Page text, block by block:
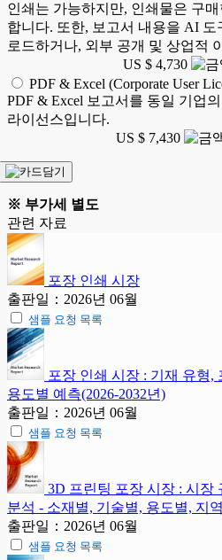
인쇄는 가능하지만, 인쇄물은 구
합니다. 또한, 보고서 내용을 AI
로드하거나, 외부 공개 및 상업적
US $ 4,730
PDF & Excel (Corporate User
PDF & Excel 보고서를 동일 기업
라이선스입니다.
US $ 7,430
※ 부가세 별도
관련 자료
포장 인쇄 시장
출판일：2026년 06월
샘플 요청 목록
포장 인쇄 시장 : 기재 유형,
용도별 예측(2026-2032년)
출판일：2026년 06월
샘플 요청 목록
3D 프린팅 포장 시장 : 시장
분석 - 소재별, 기술별, 용도별, 지
출판일：2026년 06월
샘플 요청 목록